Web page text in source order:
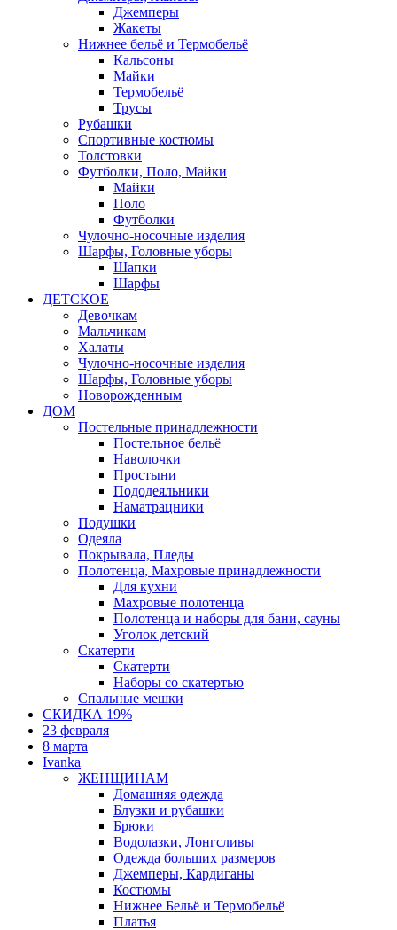
Джемперы
Жакеты
Нижнее бельё и Термобельё
Кальсоны
Майки
Термобельё
Трусы
Рубашки
Спортивные костюмы
Толстовки
Футболки, Поло, Майки
Майки
Поло
Футболки
Чулочно-носочные изделия
Шарфы, Головные уборы
Шапки
Шарфы
ДЕТСКОЕ
Девочкам
Мальчикам
Халаты
Чулочно-носочные изделия
Шарфы, Головные уборы
Новорожденным
ДОМ
Постельные принадлежности
Постельное бельё
Наволочки
Простыни
Пододеяльники
Наматрацники
Подушки
Одеяла
Покрывала, Пледы
Полотенца, Махровые принадлежности
Для кухни
Махровые полотенца
Полотенца и наборы для бани, сауны
Уголок детский
Скатерти
Скатерти
Наборы со скатертью
Спальные мешки
СКИДКА 19%
23 февраля
8 марта
Ivanka
ЖЕНЩИНАМ
Домашняя одежда
Блузки и рубашки
Брюки
Водолазки, Лонгсливы
Одежда больших размеров
Джемперы, Кардиганы
Костюмы
Нижнее Бельё и Термобельё
Платья